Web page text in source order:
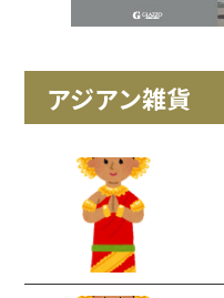
アジアン雑貨